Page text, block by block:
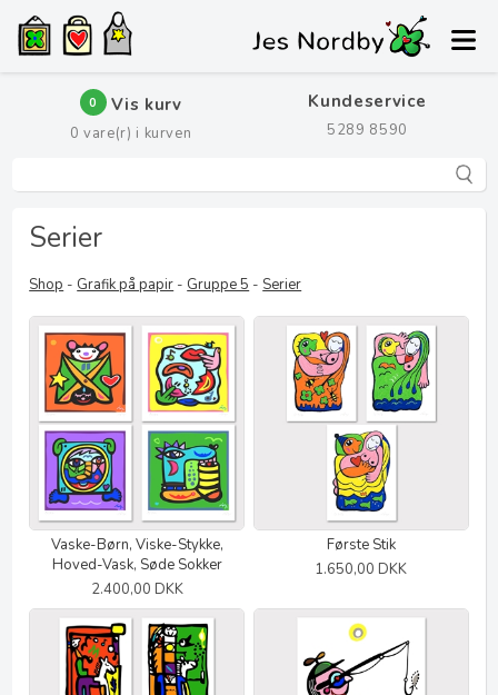
0 Vis kurv
0 vare(r) i kurven
Kundeservice
5289 8590
Serier
Shop - Grafik på papir - Gruppe 5 - Serier
Vaske-Børn, Viske-Stykke,
Hoved-Vask, Søde Sokker
2.400,00 DKK
Første Stik
1.650,00 DKK